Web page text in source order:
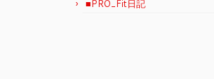
■PRO_Fit日記